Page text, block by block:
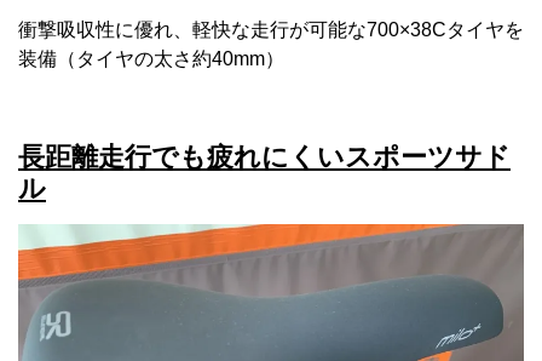
衝撃吸収性に優れ、軽快な走行が可能な700×38Cタイヤを
装備（タイヤの太さ約40mm）
長距離走行でも疲れにくいスポーツサド
ル